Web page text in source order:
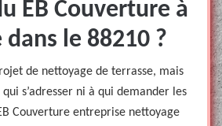
EB Couverture à
le 88210 ?
de nettoyage de terrasse, mais
qui s’adresser ni à qui demander les
Couverture entreprise nettoyage